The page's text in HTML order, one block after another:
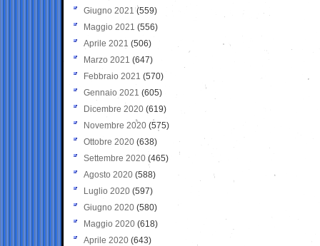
Giugno 2021(559)
Maggio 2021 (556)
Aprile 2021 (506)
Marzo 2021 (647)
Febbraio 2021 (570)
Gennaio 2021 (605)
Dicembre 2020 (619)
Novembre 2020 (575)
Ottobre 2020 (638)
Settembre 2020(465)
Agosto 2020 (588)
Luglio 2020 (597)
Giugno 2020 (580)
Maggio 2020 (618)
Aprile 2020 (643)